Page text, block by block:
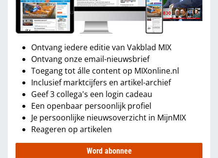
Ontvang iedere editie van Vakblad MIX
Ontvang onze email-nieuwsbrief
Toegang tot álle content op MIXonline.nl
Inclusief marktcijfers en artikel-archief
Geef 3 collega's een login cadeau
Een openbaar persoonlijk profiel
Je persoonlijke nieuwsoverzicht in MijnMIX
Reageren op artikelen
Word abonnee